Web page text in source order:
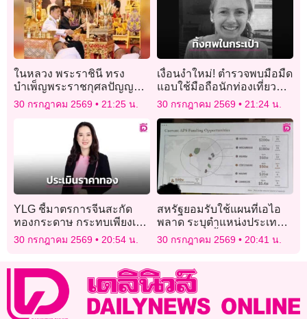
ในหลวง พระราชินี ทรง
บำเพ็ญพระราชกุศลปัญญา
สมวาร (50 วัน) พระราชทาน
พระศพ เจ้าฟ้าพัชรกิติยาภาฯ
30 กรกฎาคม 2569 21:25 น.
เงื่อนงำใหม่! ตำรวจพบมือมืด
แอบใช้มือถือนักท่องเที่ยว
สาว หลังถูกฆ่าหมกกระเป๋า
เดินทาง
30 กรกฎาคม 2569 21:24 น.
YLG ชี้มาตรการจีนสะกัด
ทองกระดาษ กระทบเพียงเล็ก
น้อย
30 กรกฎาคม 2569 20:54 น.
สหรัฐยอมรับใช้แผนที่เอไอ
พลาด ระบุตำแหน่งประเทศ
แอฟริกาผิดทั้งทวีป
30 กรกฎาคม 2569 20:41 น.